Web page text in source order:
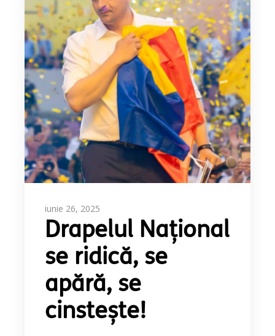
iunie 26, 2025
Drapelul Național
se ridică, se
apără, se
cinstește!